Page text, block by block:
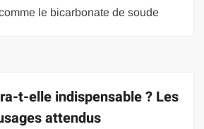
le bicarbonate de soude
t-elle indispensable ? Les
attendus